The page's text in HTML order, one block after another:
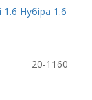
Нубіра 1.6
20-1160